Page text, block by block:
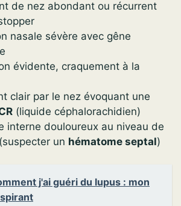
de nez abondant ou récurrent
nasale sévère avec gêne
évidente, craquement à la
clair par le nez évoquant une
(liquide céphalorachidien)
interne douloureux au niveau de
un hématome septal)
j'ai guéri du lupus : mon